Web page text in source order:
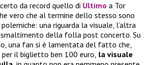
da record quello di Ultimo a Tor
vero che al termine dello stesso sono
una riguarda la visuale, l’altra
della folla post concerto. Su
una fan si è lamentata del fatto che,
per il biglietto ben 100 euro, la visuale